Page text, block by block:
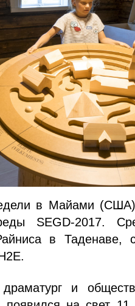
в Майами (США)
SEGD-2017.
в Таденаве,
и